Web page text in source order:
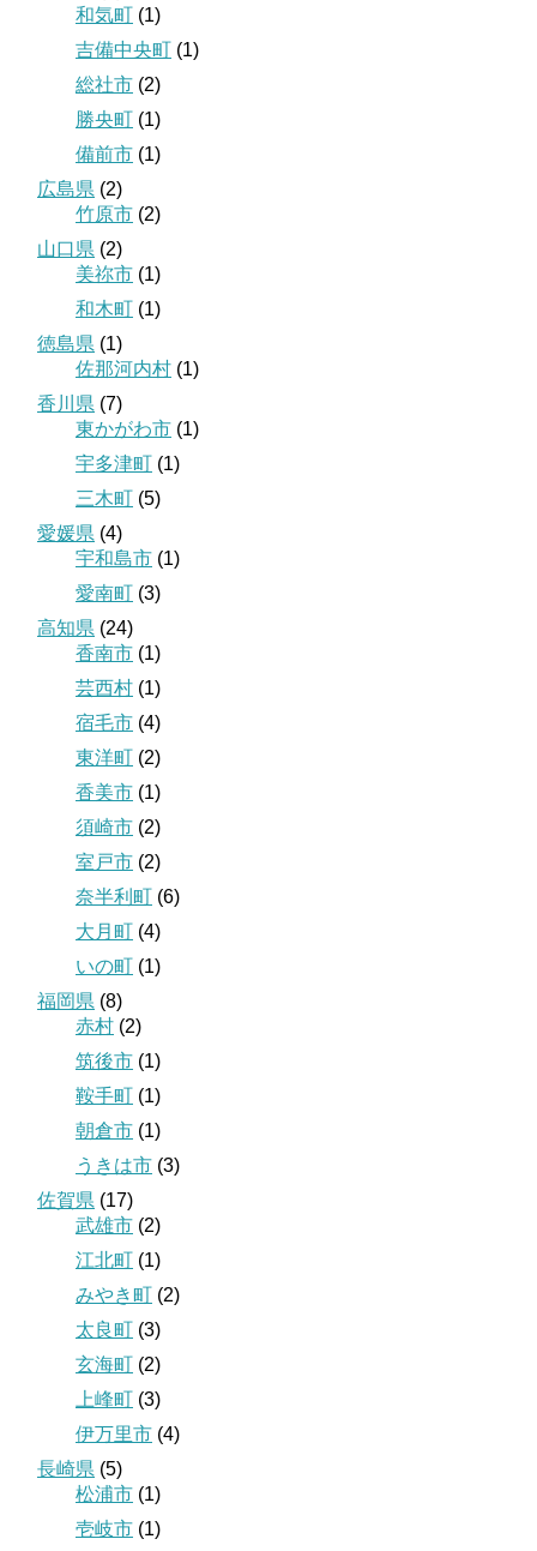
和気町 (1)
吉備中央町 (1)
総社市 (2)
勝央町 (1)
備前市 (1)
広島県 (2)
竹原市 (2)
山口県 (2)
美祢市 (1)
和木町 (1)
徳島県 (1)
佐那河内村 (1)
香川県 (7)
東かがわ市 (1)
宇多津町 (1)
三木町 (5)
愛媛県 (4)
宇和島市 (1)
愛南町 (3)
高知県 (24)
香南市 (1)
芸西村 (1)
宿毛市 (4)
東洋町 (2)
香美市 (1)
須崎市 (2)
室戸市 (2)
奈半利町 (6)
大月町 (4)
いの町 (1)
福岡県 (8)
赤村 (2)
筑後市 (1)
鞍手町 (1)
朝倉市 (1)
うきは市 (3)
佐賀県 (17)
武雄市 (2)
江北町 (1)
みやき町 (2)
太良町 (3)
玄海町 (2)
上峰町 (3)
伊万里市 (4)
長崎県 (5)
松浦市 (1)
壱岐市 (1)